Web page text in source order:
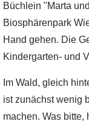
Büchlein "Marta
Biosphärenpark
Hand gehen. Die
Kindergarten- und
Im Wald, gleich
ist zunächst wenig
machen. Was